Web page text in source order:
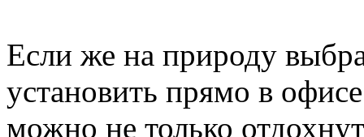
Если же на природу
установить прямо в
можно не только